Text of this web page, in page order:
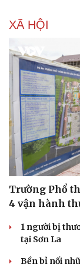
XÃ HỘI
Trường Phổ
4 vận hành
1 người bị
tại Sơn La
Bền bỉ nối